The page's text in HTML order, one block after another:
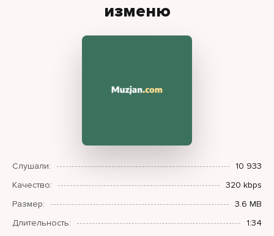
изменю
Слушали:
10 933
Качество:
320 kbps
Размер:
3.6 MB
Длительность:
1:34